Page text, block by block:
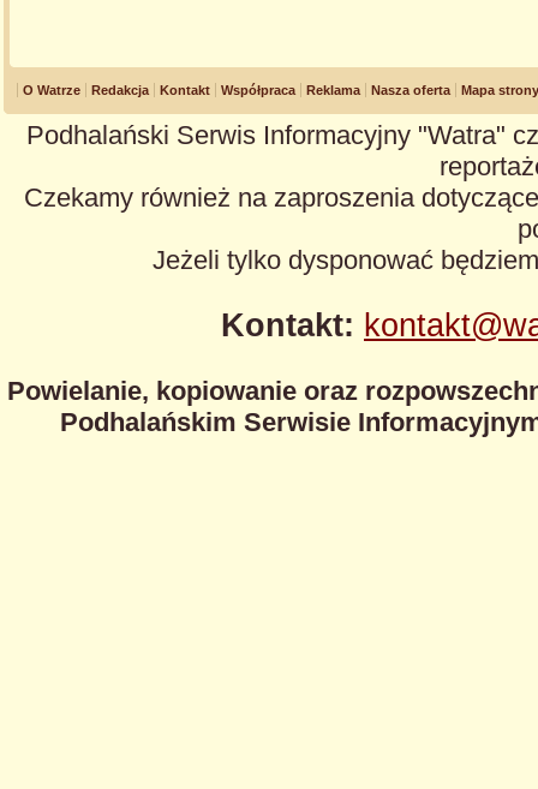
O Watrze Redakcja Kontakt Współpraca Reklama Nasza oferta Mapa strony
Podhalański Serwis Informacyjny "Watra"
Czekamy również na zaproszenia
Jeżeli tylko dysponować
Kontakt:
Powielanie, kopiowanie oraz
Podhalańskim Serwisie